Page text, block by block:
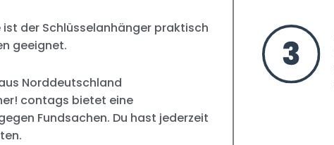
der Schlüsselanhänger praktisch
geeignet.
Norddeutschland
contags bietet eine
Fundsachen. Du hast jederzeit